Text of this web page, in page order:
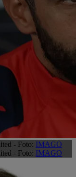
- Foto: IMAGO
- Foto: IMAGO